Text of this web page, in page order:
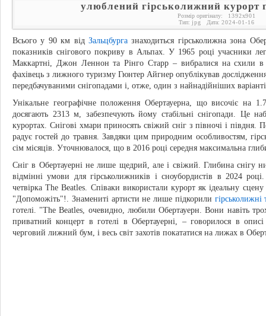
улюблений гірськолижний курорт
Розмір оригіналу: 1392x901
Тип: jpg Дата: 2024-01-16
Всього у 90 км від Зальцбурга знаходиться гірськолижна зона
показників снігового покриву в Альпах. У 1965 році учасники
Маккартні, Джон Леннон та Рінго Старр – вибралися на схили в
фахівець з лижного туризму Гюнтер Айгнер опублікував
передбачуваними снігопадами і, отже, один з найнадійніших
Унікальне географічне положення Обертауерна, що височіє на
досягають 2313 м, забезпечують йому стабільні снігопади. Це
курортах. Снігові хмари приносять свіжий сніг з півночі і
радує гостей до травня. Завдяки цим природним особливостям,
сім місяців. Уточнювалося, що в 2016 році середня максимальна
Сніг в Обертауерні не лише щедрий, але і свіжий. Глибина снігу
відмінні умови для гірськолижників і сноубордистів в 2024
четвірка The Beatles. Співаки використали курорт як ідеальну
"Допоможіть"!. Знамениті артисти не лише підкорили гірськолижні
готелі. "The Beatles, очевидно, любили Обертауерн. Вони навіть
приватний концерт в готелі в Обертауерні, – говорилося в
черговий лижний бум, і весь світ захотів покататися на лижах в